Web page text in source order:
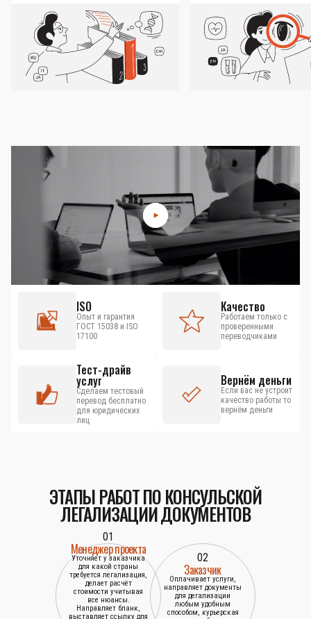
ISO
Опыт и гарантия
ГОСТ 15038 и ISO
17100
Качество
Работаем только с
проверенными
переводчиками
Тест-драйв
услуг
Сделаем тестовый
перевод бесплатно
для юридических
лиц
Вернём деньги
Если вас не устроит
качество работы то
вернём деньги
ЭТАПЫ РАБОТ ПО КОНСУЛЬСКОЙ
ЛЕГАЛИЗАЦИИ ДОКУМЕНТОВ
01
Менеджер проекта
Уточняет у заказчика
для какой страны
требуется легализация,
делает расчёт
стоимости учитывая
все нюансы.
Направляет бланк,
выставляет ссылку для
02
Заказчик
Оплачивает услуги,
направляет документы
для дегализации
любым удобным
способом, курьерская